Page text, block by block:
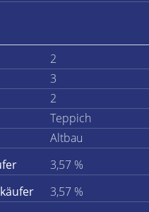
2
3
2
Teppich
Altbau
3,57 %
3,57 %